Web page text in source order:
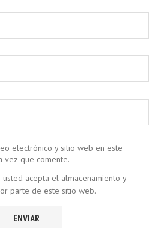
electrónico y sitio web en este
vez que comente.
acepta el almacenamiento y
parte de este sitio web.